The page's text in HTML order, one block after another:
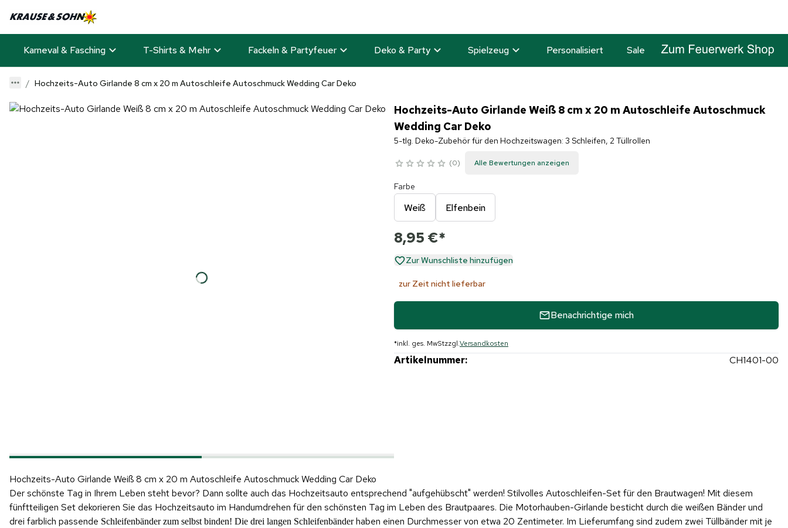
Karneval & Fasching T-Shirts & Mehr Fackeln & Partyfeuer Deko & Party Spielzeug Personalisiert Sale
Hochzeits-Auto Girlande 8 cm x 20 m Autoschleife Autoschmuck Wedding Car Deko
Hochzeits-Auto Girlande Weiß 8 cm x 20 m Autoschleife Autoschmuck
Wedding Car Deko
5-tlg. Deko-Zubehör für den Hochzeitswagen: 3 Schleifen, 2 Tüllrollen
0 Alle Bewertungen anzeigen
Farbe
Weiß Elfenbein
8,95 €*
Zur Wunschliste hinzufügen
zur Zeit nicht lieferbar
Benachrichtige mich
*inkl. ges. MwStzzgl.Versandkosten
Artikelnummer: CH1401-00
Produktvideo
Hinweis: Beim Abspielen werden Daten an YouTube übertragen.
Hochzeits-Auto Girlande Weiß 8 cm x 20 m Autoschleife Autoschmuck Wedding Car Deko
Der schönste Tag in Ihrem Leben steht bevor? Dann sollte auch das Hochzeitsauto entsprechend "aufgehübscht" werden! Stilvolles Autoschleifen-Set für den Brautwagen! Mit diesem
fünftteiligen Set dekorieren Sie das Hochzeitsauto im Handumdrehen für den schönsten Tag im Leben des Brautpaares. Die Motorhauben-Girlande besticht durch die weißen Bänder und
drei farblich passende Schleifenbänder zum selbst binden! Die drei langen Schleifenbänderhaben einen Durchmesser von etwa 20 Zentimeter. Im Lieferumfang sind zudem zwei Tüllbänder mit je